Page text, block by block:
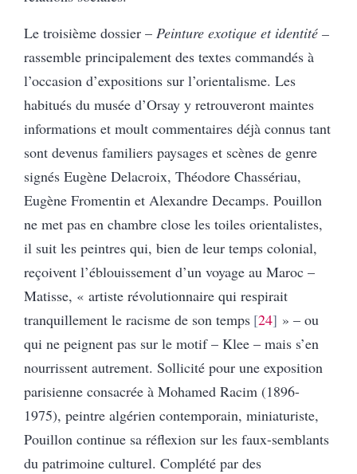
Le troisième dossier – Peinture exotique et identité –
rassemble principalement des textes commandés à
l’occasion d’expositions sur l’orientalisme. Les
habitués du musée d’Orsay y retrouveront maintes
informations et moult commentaires déjà connus tant
sont devenus familiers paysages et scènes de genre
signés Eugène Delacroix, Théodore Chassériau,
Eugène Fromentin et Alexandre Decamps. Pouillon
ne met pas en chambre close les toiles orientalistes,
il suit les peintres qui, bien de leur temps colonial,
reçoivent l’éblouissement d’un voyage au Maroc –
Matisse, « artiste révolutionnaire qui respirait
tranquillement le racisme de son temps 24 » – ou
qui ne peignent pas sur le motif – Klee – mais s’en
nourrissent autrement. Sollicité pour une exposition
parisienne consacrée à Mohamed Racim (1896-
1975), peintre algérien contemporain, miniaturiste,
Pouillon continue sa réflexion sur les faux-semblants
du patrimoine culturel. Complété par des